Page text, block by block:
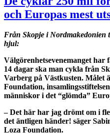
och Europas mest
Från Skopje i Nordmakedonien
hjul:
Välgörenhetsevenemanget har
14 dagar ska man cykla från
Varberg på Västkusten. Målet
Foundation,
människor i det “glömda”
– Det här har jag drömt om i
det äntligen händer! säger
Loza Foundation.